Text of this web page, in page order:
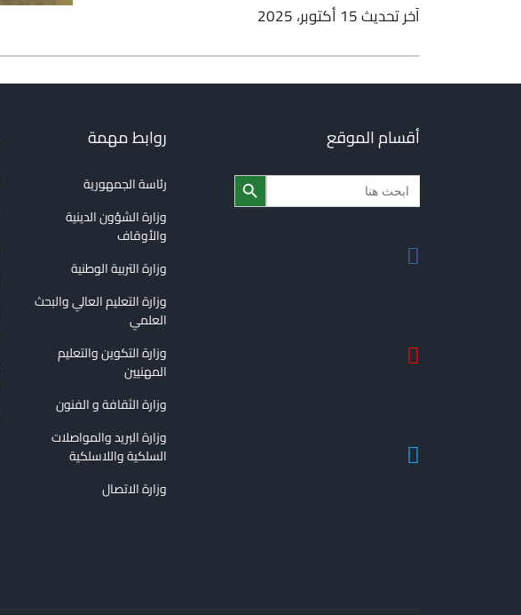
آخر تحديث 15 أكتوبر، 2025
أقسام الموقع
Search
for:
Search Button
روابط مهمة
رئاسة الجمهورية
وزارة الشؤون الدينية
والأوقاف
وزارة التربية الوطنية
وزارة التعليم العالي والبحث
العلمي
وزارة التكوين والتعليم
المهنيين
وزارة الثقافة و الفنون
وزارة البريد والمواصلات
السلكية واللاسلكية
وزارة الاتصال